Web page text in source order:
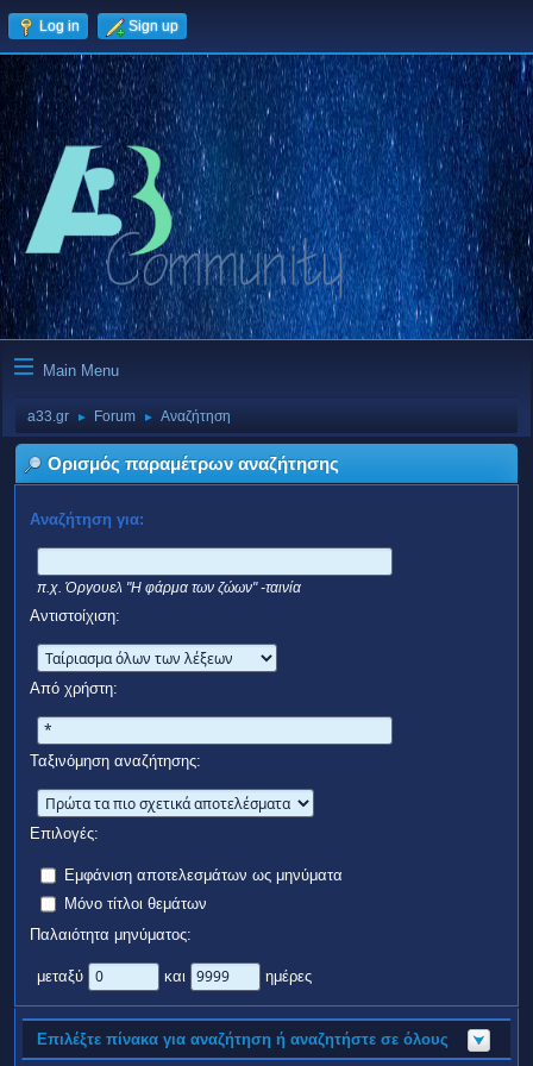
Log in Sign up
Main Menu
a33.gr ► Forum ► Αναζήτηση
Ορισμός παραμέτρων αναζήτησης
Αναζήτηση για:
π.χ. Όργουελ "Η φάρμα των ζώων" -ταινία
Αντιστοίχιση:
Από χρήστη:
Ταξινόμηση αναζήτησης:
Επιλογές:
Εμφάνιση αποτελεσμάτων ως μηνύματα
Μόνο τίτλοι θεμάτων
Παλαιότητα μηνύματος:
μεταξύ και ημέρες
Επιλέξτε πίνακα για αναζήτηση ή αναζητήστε σε όλους